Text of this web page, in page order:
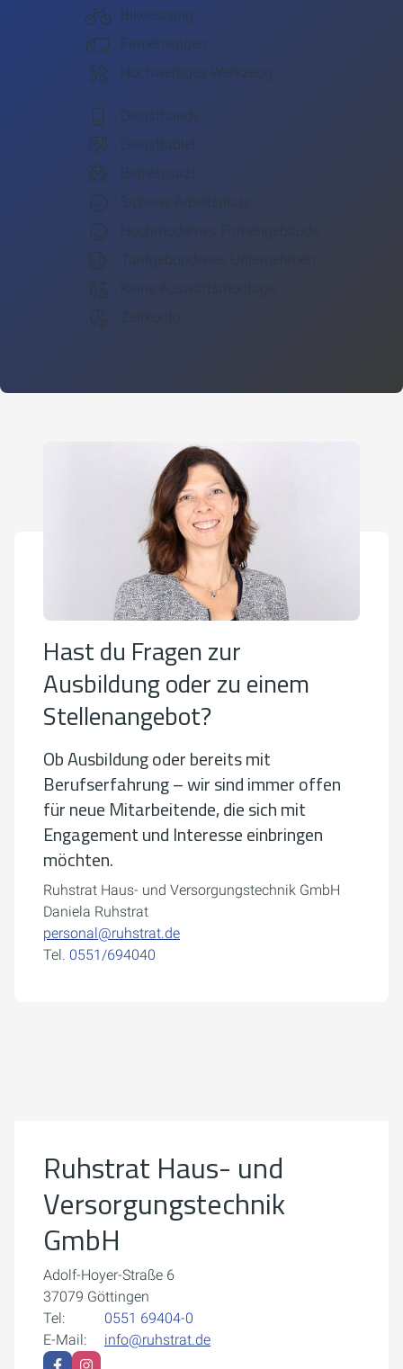
Bikeleasing
Firmenwagen
Hochwertiges Werkzeug
Diensthandy
Diensttablet
Betriebsarzt
Sicherer Arbeitsplatz
Hochmodernes Firmengebäude
Tarifgebundenes Unternehmen
Keine Auswärtsmontage
Zeitkonto
Hast du Fragen zur
Ausbildung oder zu einem
Stellenangebot?
Ob Ausbildung oder bereits mit
Berufserfahrung – wir sind immer offen
für neue Mitarbeitende, die sich mit
Engagement und Interesse einbringen
möchten.
Ruhstrat Haus- und Versorgungstechnik GmbH
Daniela Ruhstrat
personal@ruhstrat.de
Tel. 0551/694040
Cookie-Einstellungen öffnen
Ruhstrat Haus- und
Versorgungstechnik
GmbH
Adolf-Hoyer-Straße 6
37079 Göttingen
Tel:
0551 69404-0
E-Mail:
info@ruhstrat.de